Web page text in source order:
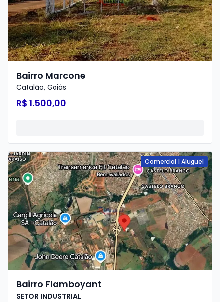
Bairro Marcone
Catalão, Goiás
R$ 1.500,00
Comercial |Aluguel
Bairro Flamboyant
SETOR INDUSTRIAL